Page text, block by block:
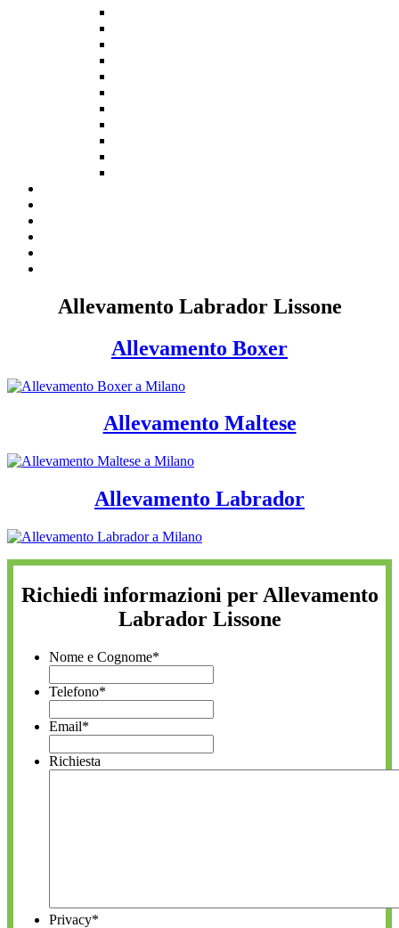
Allevamento Labrador Lissone
Allevamento Boxer
Allevamento Maltese
Allevamento Labrador
Richiedi informazioni per Allevamento
Labrador Lissone
Nome e Cognome*
Telefono*
Email*
Richiesta
Privacy*